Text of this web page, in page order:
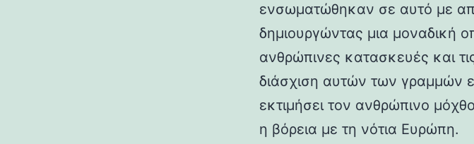
ενσωματώθηκαν σε αυτό με
δημιουργώντας μια μοναδική
ανθρώπινες κατασκευές και
διάσχιση αυτών των γραμμών
εκτιμήσει τον ανθρώπινο
η βόρεια με τη νότια Ευρώπη.